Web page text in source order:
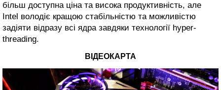
більш доступна ціна та висока продуктивність, але
Intel володіє кращою стабільністю та можливістю
задіяти відразу всі ядра завдяки технології hyper-
threading.
ВІДЕОКАРТА